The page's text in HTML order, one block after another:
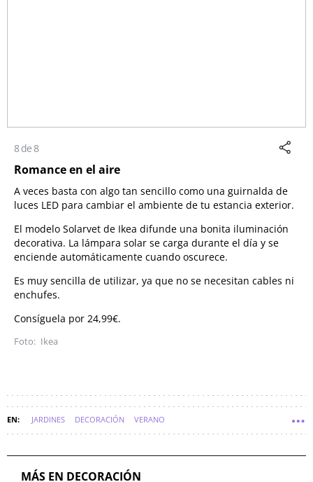
8 de 8
Romance en el aire
A veces basta con algo tan sencillo como una guirnalda de
luces LED para cambiar el ambiente de tu estancia exterior.
El modelo Solarvet de Ikea difunde una bonita iluminación
decorativa. La lámpara solar se carga durante el día y se
enciende automáticamente cuando oscurece.
Es muy sencilla de utilizar, ya que no se necesitan cables ni
enchufes.
Consíguela por 24,99€.
Ikea
JARDINES DECORACIÓN VERANO
MÁS EN DECORACIÓN